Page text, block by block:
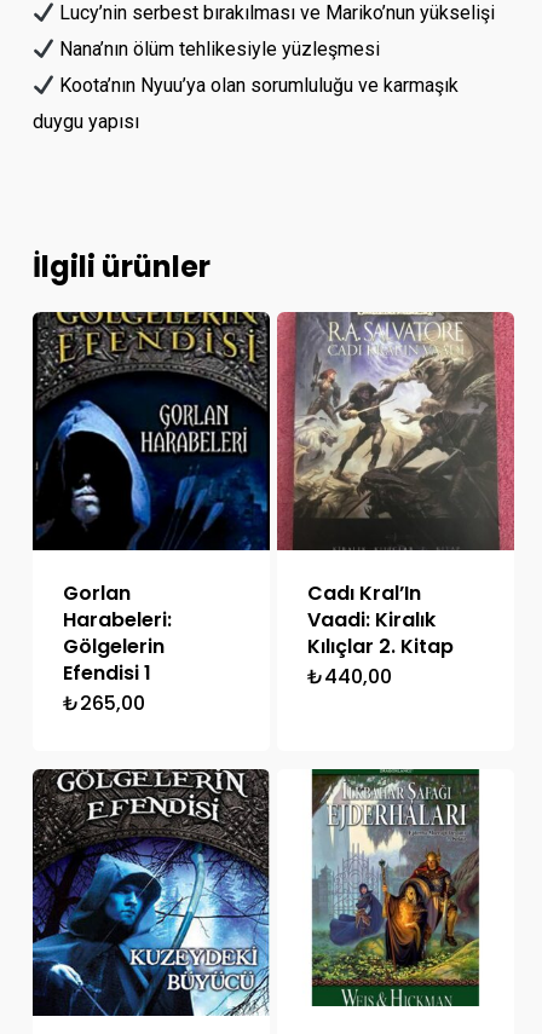
Lucy’nin serbest bırakılması ve Mariko’nun yükselişi
Nana’nın ölüm tehlikesiyle yüzleşmesi
Koota’nın Nyuu’ya olan sorumluluğu ve karmaşık
duygu yapısı
İlgili ürünler
Gorlan
Harabeleri:
Gölgelerin
Efendisi 1
₺265,00
Cadı Kral’In
Vaadi: Kiralık
Kılıçlar 2. Kitap
₺440,00